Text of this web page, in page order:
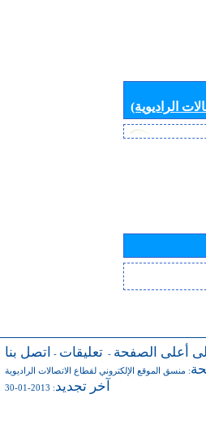
الراديوية)
أعلى الصفحة - تعليقات - اتصل بنا
: منسق الموقع الإلكتروني لقطاع الاتصالات الراديوية
آخر تجديد: 2013-01-30